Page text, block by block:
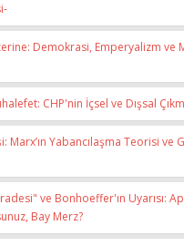
Demokrasi, Emperyalizm ve
CHP'nin İçsel ve Dışsal
Marx’ın Yabancılaşma Teorisi ve
ve Bonhoeffer'ın Uyarısı:
Bay Merz?